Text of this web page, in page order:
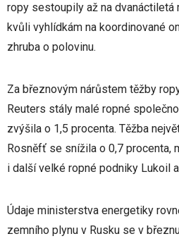
ropy sestoupily až na dvanáctiletá
kvůli vyhlídkám na koordinované
zhruba o polovinu.
Za březnovým nárůstem těžby
Reuters stály malé ropné
zvýšila o 1,5 procenta. Těžba
Rosněfť se snížila o 0,7 procenta,
i další velké ropné podniky Lukoil
Údaje ministerstva energetiky
zemního plynu v Rusku se v